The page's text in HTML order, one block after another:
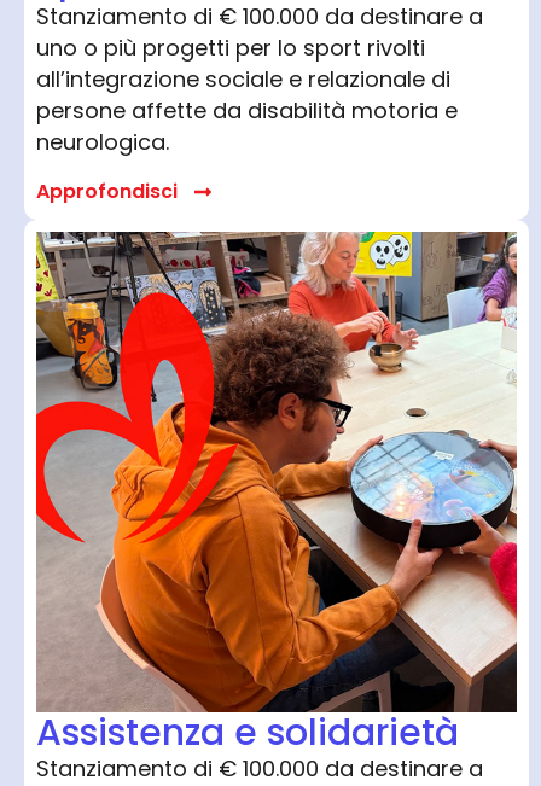
Stanziamento di € 100.000 da destinare a
uno o più progetti per lo sport rivolti
all’integrazione sociale e relazionale di
persone affette da disabilità motoria e
neurologica.
Approfondisci
Assistenza e solidarietà
Stanziamento di € 100.000 da destinare a